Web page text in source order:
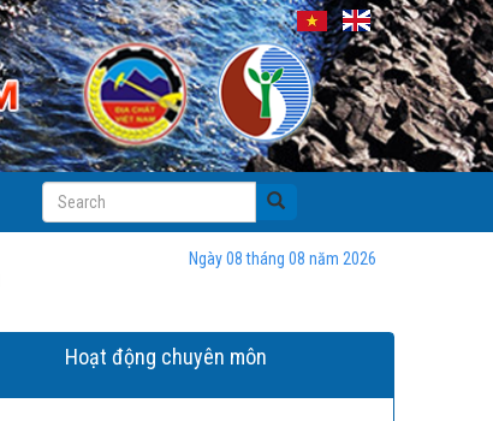
Ngày 08 tháng 08 năm 2026
Hoạt động chuyên môn